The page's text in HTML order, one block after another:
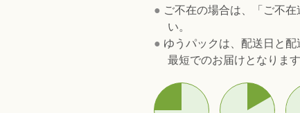
● ご不在の場合は、「ご不
い。
● ゆうパックは、配送日と
最短でのお届けとなります